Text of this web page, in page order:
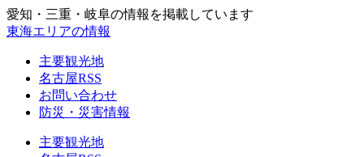
愛知・三重・岐阜の情報を掲載しています
東海エリアの情報
主要観光地
名古屋RSS
お問い合わせ
防災・災害情報
主要観光地